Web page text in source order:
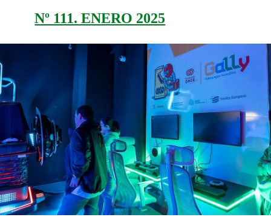
Nº 111. ENERO 2025